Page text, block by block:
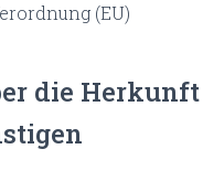
(EU)
die Herkunft